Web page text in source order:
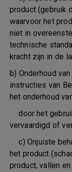
product (gebruik
waarvoor het
niet in
technische
kracht zijn in de
b) Onderhoud
instructies van
het onderhoud
door het
vervaardigd of
c) Onjuiste
het product
product, vallen